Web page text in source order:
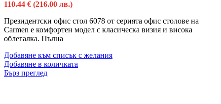
110.44 € (216.00 лв.)
Президентски офис стол 6078 от серията офис столове на
Carmen е комфортен модел с класическа визия и висока
облегалка. Пълна
Добавяне към списък с желания
Добавяне в количката
Бърз преглед